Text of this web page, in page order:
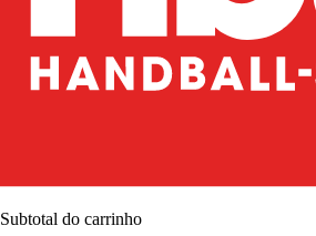
Subtotal do carrinho